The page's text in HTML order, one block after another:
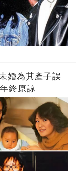
婚為其產子誤
終原諒